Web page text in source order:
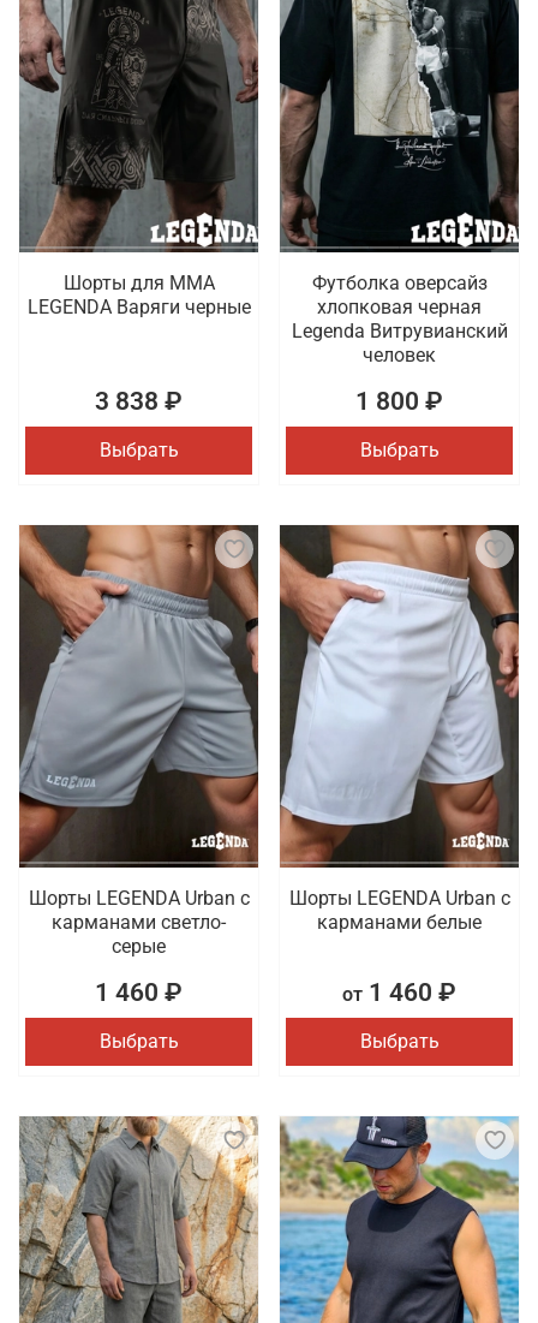
Шорты для MMA
LEGENDA Варяги черные
3 838 ₽
Выбрать
Футболка оверсайз
хлопковая черная
Legenda Витрувианский
человек
1 800 ₽
Выбрать
Шорты LEGENDA Urban c
карманами светло-
серые
1 460 ₽
Выбрать
Шорты LEGENDA Urban c
карманами белые
от 1 460 ₽
Выбрать